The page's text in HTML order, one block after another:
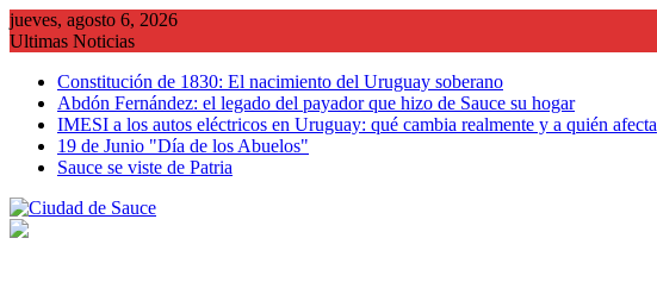
Saltar
al
jueves, agosto 6, 2026
Ultimas Noticias
Constitución de 1830: El nacimiento del Uruguay soberano
Abdón Fernández: el legado del payador que hizo de Sauce su hogar
IMESI a los autos eléctricos en Uruguay: qué cambia realmente y a quién afecta
19 de Junio "Día de los Abuelos"
Sauce se viste de Patria